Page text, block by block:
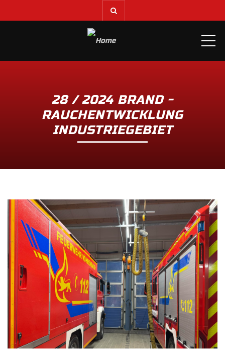
28 / 2024 BRAND -
RAUCHENTWICKLUNG
INDUSTRIEGEBIET